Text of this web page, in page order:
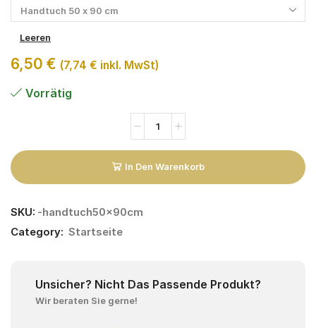
Leeren
6,50 € (7,74 € inkl. MwSt)
Vorrätig
In Den Warenkorb
SKU: -handtuch50x90cm
Category: Startseite
Unsicher? Nicht Das Passende Produkt?
Wir beraten Sie gerne!